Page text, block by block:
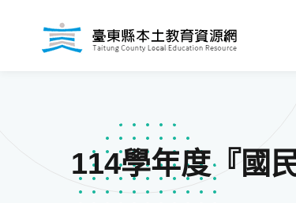
114學年度『國